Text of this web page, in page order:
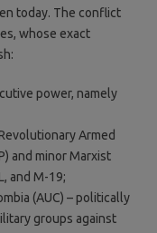
today. The conflict
whose exact
power, namely
Armed
and minor Marxist
and M-19;
(AUC) – politically
groups against